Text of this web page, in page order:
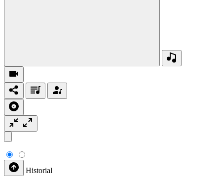
Historial